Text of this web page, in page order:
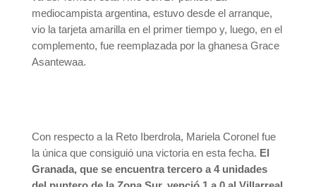
mediocampista argentina, estuvo desde el arranque,
vio la tarjeta amarilla en el primer tiempo y, luego, en el
complemento, fue reemplazada por la ghanesa Grace
Asantewaa.
Con respecto a la Reto Iberdrola, Mariela Coronel fue
la única que consiguió una victoria en esta fecha. El
Granada, que se encuentra tercero a 4 unidades